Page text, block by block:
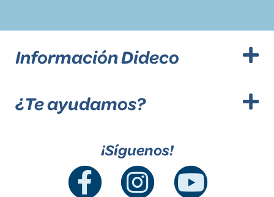
Información Dideco
¿Te ayudamos?
¡Síguenos!